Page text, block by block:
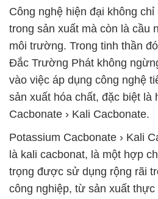
Công nghệ hiện đại không
trong sản xuất mà còn là cầu
môi trường. Trong tinh thần
Đắc Trường Phát không
vào việc áp dụng công nghệ
sản xuất hóa chất, đặc biệt là
Cacbonate › Kali Cacbonate.
Potassium Cacbonate › Kali
là kali cacbonat, là một hợp
trọng được sử dụng rộng rãi
công nghiệp, từ sản xuất